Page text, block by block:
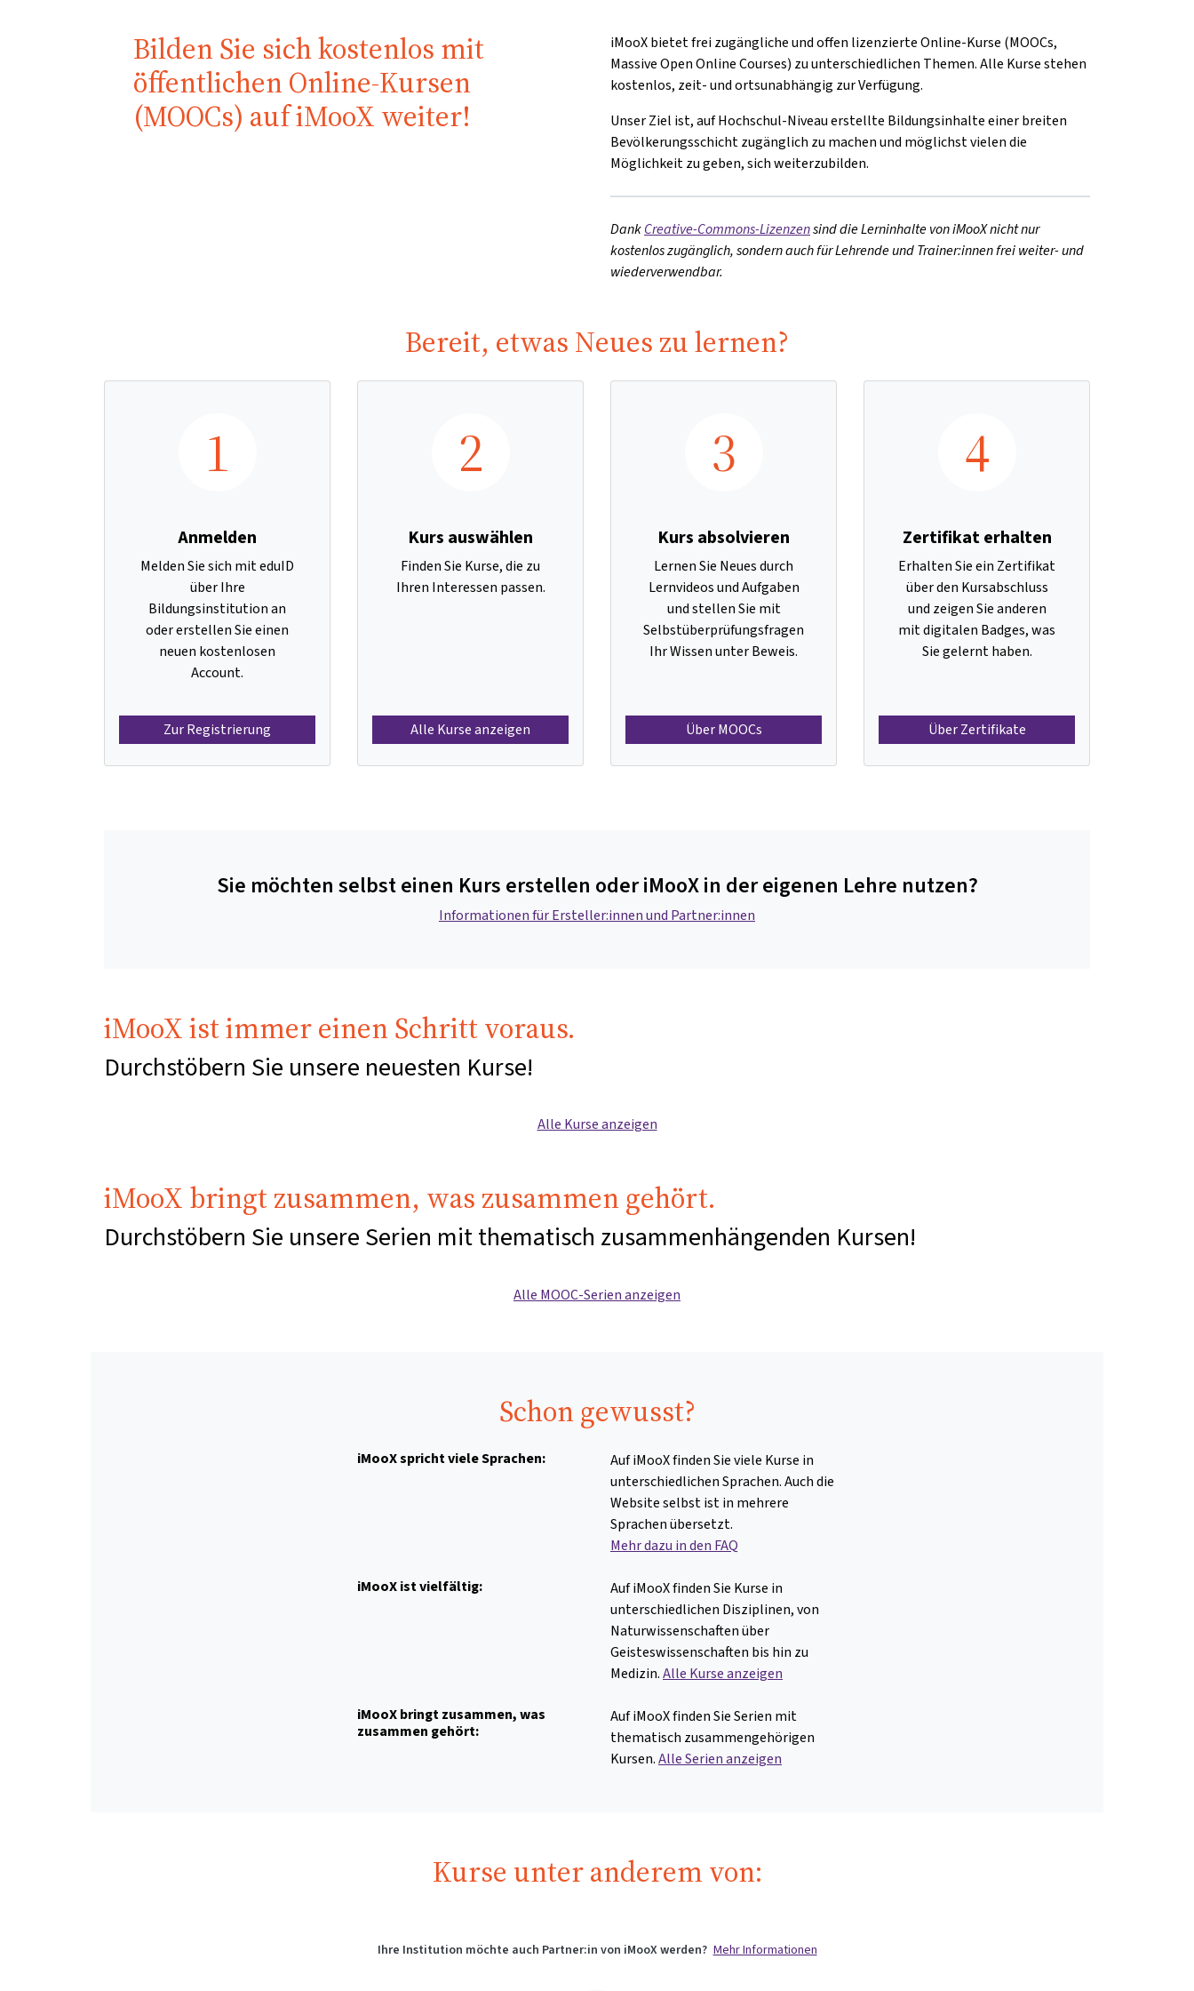
Bilden Sie sich kostenlos mit
öffentlichen Online-Kursen
(MOOCs) auf iMooX weiter!
iMooX bietet frei zugängliche und offen lizenzierte Online-Kurse (MOOCs,
Massive Open Online Courses) zu unterschiedlichen Themen. Alle Kurse stehen
kostenlos, zeit- und ortsunabhängig zur Verfügung.
Unser Ziel ist, auf Hochschul-Niveau erstellte Bildungsinhalte einer breiten
Bevölkerungsschicht zugänglich zu machen und möglichst vielen die
Möglichkeit zu geben, sich weiterzubilden.
DankCreative-Commons-Lizenzensind die Lerninhalte von iMooX nicht nur
kostenlos zugänglich, sondern auch für Lehrende und Trainer:innen frei weiter- und
wiederverwendbar.
Bereit, etwas Neues zu lernen?
1
Anmelden
Melden Sie sich mit eduID
über Ihre
Bildungsinstitution an
oder erstellen Sie einen
neuen kostenlosen
Account.
Zur Registrierung
2
Kurs auswählen
Finden Sie Kurse, die zu
Ihren Interessen passen.
Alle Kurse anzeigen
3
Kurs absolvieren
Lernen Sie Neues durch
Lernvideos und Aufgaben
und stellen Sie mit
Selbstüberprüfungsfragen
Ihr Wissen unter Beweis.
Über MOOCs
4
Zertifikat erhalten
Erhalten Sie ein Zertifikat
über den Kursabschluss
und zeigen Sie anderen
mit digitalen Badges, was
Sie gelernt haben.
Über Zertifikate
Sie möchten selbst einen Kurs erstellen oder iMooX in der eigenen Lehre nutzen?
Informationen für Ersteller:innen und Partner:innen
iMooX ist immer einen Schritt voraus.
Durchstöbern Sie unsere neuesten Kurse!
Alle Kurse anzeigen
iMooX bringt zusammen, was zusammen gehört.
Durchstöbern Sie unsere Serien mit thematisch zusammenhängenden Kursen!
Alle MOOC-Serien anzeigen
Schon gewusst?
iMooX spricht viele Sprachen:
Auf iMooX finden Sie viele Kurse in
unterschiedlichen Sprachen. Auch die
Website selbst ist in mehrere
Sprachen übersetzt.
Mehr dazu in den FAQ
iMooX ist vielfältig:
Auf iMooX finden Sie Kurse in
unterschiedlichen Disziplinen, von
Naturwissenschaften über
Geisteswissenschaften bis hin zu
Medizin.Alle Kurse anzeigen
iMooX bringt zusammen, was
zusammen gehört:
Auf iMooX finden Sie Serien mit
thematisch zusammengehörigen
Kursen.Alle Serien anzeigen
Kurse unter anderem von:
Ihre Institution möchte auch Partner:in von iMooX werden? Mehr Informationen